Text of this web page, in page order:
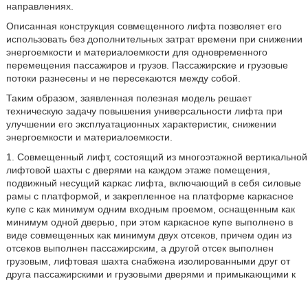
направлениях.
Описанная конструкция совмещенного лифта позволяет его
использовать без дополнительных затрат времени при снижении
энергоемкости и материалоемкости для одновременного
перемещения пассажиров и грузов. Пассажирские и грузовые
потоки разнесены и не пересекаются между собой.
Таким образом, заявленная полезная модель решает
техническую задачу повышения универсальности лифта при
улучшении его эксплуатационных характеристик, снижении
энергоемкости и материалоемкости.
1. Совмещенный лифт, состоящий из многоэтажной вертикальной
лифтовой шахты с дверями на каждом этаже помещения,
подвижный несущий каркас лифта, включающий в себя силовые
рамы с платформой, и закрепленное на платформе каркасное
купе с как минимум одним входным проемом, оснащенным как
минимум одной дверью, при этом каркасное купе выполнено в
виде совмещенных как минимум двух отсеков, причем один из
отсеков выполнен пассажирским, а другой отсек выполнен
грузовым, лифтовая шахта снабжена изолированными друг от
друга пассажирскими и грузовыми дверями и примыкающими к